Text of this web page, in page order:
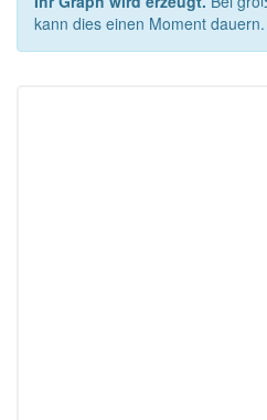
kann dies einen Moment dauern.